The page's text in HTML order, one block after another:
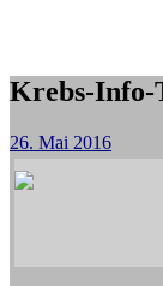
Krebs-Info-
26. Mai 2016